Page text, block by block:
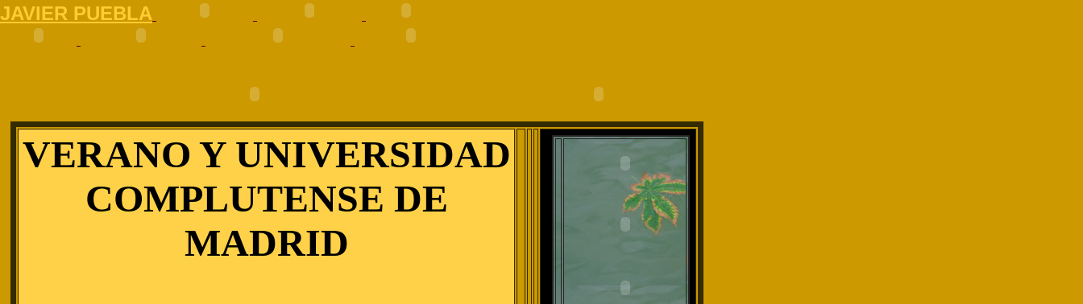
JAVIER PUEBLA
VERANO Y UNIVERSIDAD
COMPLUTENSE DE
MADRID